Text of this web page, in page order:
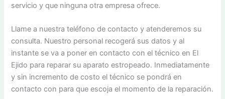
servicio y que ninguna otra empresa ofrece.
Llame a nuestra teléfono de contacto y atenderemos su
consulta. Nuestro personal recogerá sus datos y al
instante se va a poner en contacto con el técnico en El
Ejido para reparar su aparato estropeado. Inmediatamente
y sin incremento de costo el técnico se pondrá en
contacto con para que escoja el momento de la reparación.